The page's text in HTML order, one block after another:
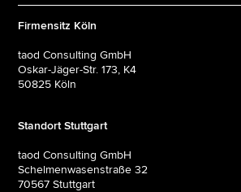
Firmensitz Köln
taod Consulting GmbH
Oskar-Jäger-Str. 173, K4
50825 Köln
Standort Stuttgart
taod Consulting GmbH
Schelmenwasenstraße 32
70567 Stuttgart